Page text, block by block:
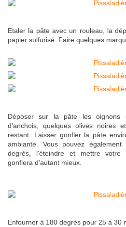
Etaler la pâte avec un rouleau, la
papier sulfurisé. Faire quelques
Déposer sur la pâte les oignons
d'anchois, quelques olives noires
restant. Laisser gonfler la pâte
ambiante. Vous pouvez
degrés, l'éteindre et mettre votre
gonflera d'autant mieux.
Enfourner à 180 degrés pour 25 à 30